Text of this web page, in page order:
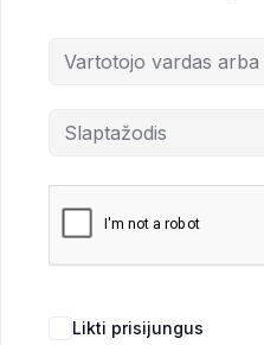
Likti prisijungus